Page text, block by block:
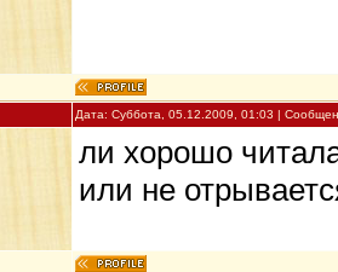
Дата: Суббота, 05.12.2009, 01:03 |
ли хорошо
или не